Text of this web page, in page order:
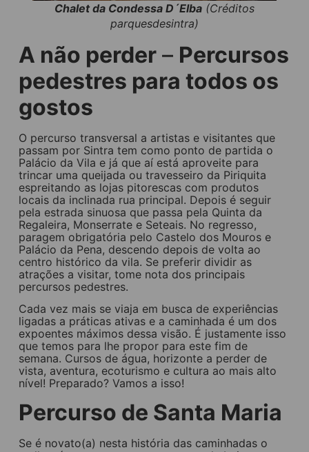
Chalet da Condessa D´Elba (Créditos
parquesdesintra)
A não perder – Percursos
pedestres para todos os
gostos
O percurso transversal a artistas e visitantes que
passam por Sintra tem como ponto de partida o
Palácio da Vila e já que aí está aproveite para
trincar uma queijada ou travesseiro da Piriquita
espreitando as lojas pitorescas com produtos
locais da inclinada rua principal. Depois é seguir
pela estrada sinuosa que passa pela Quinta da
Regaleira, Monserrate e Seteais. No regresso,
paragem obrigatória pelo Castelo dos Mouros e
Palácio da Pena, descendo depois de volta ao
centro histórico da vila. Se preferir dividir as
atrações a visitar, tome nota dos principais
percursos pedestres.
Cada vez mais se viaja em busca de experiências
ligadas a práticas ativas e a caminhada é um dos
expoentes máximos dessa visão. É justamente isso
que temos para lhe propor para este fim de
semana. Cursos de água, horizonte a perder de
vista, aventura, ecoturismo e cultura ao mais alto
nível! Preparado? Vamos a isso!
Percurso de Santa Maria
Se é novato(a) nesta história das caminhadas o